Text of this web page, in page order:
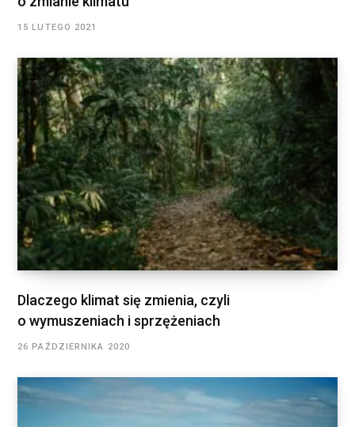
15 LUTEGO 2021
Dlaczego klimat się zmienia, czyli
o wymuszeniach i sprzężeniach
26 PAŹDZIERNIKA 2020